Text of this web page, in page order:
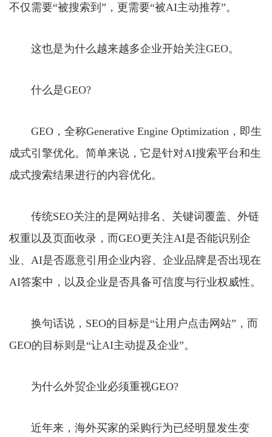
不仅需要“被搜索到”，更需要“被AI主动推荐”。
这也是为什么越来越多企业开始关注GEO。
什么是GEO?
GEO，全称Generative Engine Optimization，即生
成式引擎优化。简单来说，它是针对AI搜索平台和生
成式搜索结果进行的内容优化。
传统SEO关注的是网站排名、关键词覆盖、外链
权重以及页面收录，而GEO更关注AI是否能识别企
业、AI是否愿意引用企业内容、企业品牌是否出现在
AI答案中，以及企业是否具备可信度与行业权威性。
换句话说，SEO的目标是“让用户点击网站”，而
GEO的目标则是“让AI主动提及企业”。
为什么外贸企业必须重视GEO?
近年来，海外买家的采购行为已经明显发生变